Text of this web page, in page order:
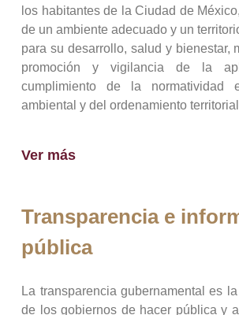
los habitantes de la Ciudad de
de un ambiente adecuado y un
para su desarrollo, salud y bienestar,
promoción y vigilancia de la
cumplimiento de la normatividad
ambiental y del ordenamiento
Ver más
Transparencia e
pública
La transparencia gubernamental es
de los gobiernos de hacer pública y